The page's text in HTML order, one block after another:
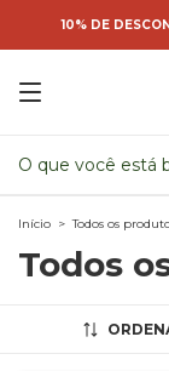
10% DE
Início > Todos os
Todos